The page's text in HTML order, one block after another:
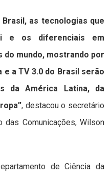
Brasil, as tecnologias que
e os diferenciais em
mundo, mostrando por
a TV 3.0 do Brasil serão
da América Latina, da
, destacou o secretário
Comunicações, Wilson
de Ciência da